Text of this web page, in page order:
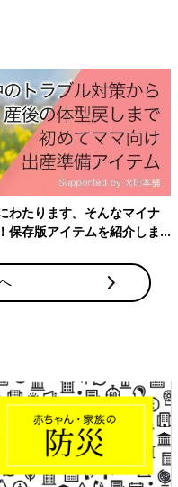
。そのため、白血病細胞だ
胞にも影響を与え、血液を
、抗がん剤の副作用は一時
血液を作る力は回復しま
板の減少に対しては輸血を
、基本は回復を待ちます。
危険性があるので予防薬を
抗がん剤の影響を受け、治
後2週間程度で抜け始
い状態に。しかし、治療が
わたります。そんなマイナ
保存版アイテムを紹介しま